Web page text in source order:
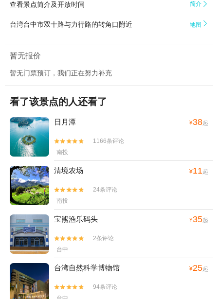
查看景点简介及开放时间 简介 
台湾台中市双十路与力行路的转角口附近 地图 
暂无报价
暂无门票预订，我们正在努力补充
看了该景点的人还看了
日月潭 ¥38起


1166条评论
南投
清境农场 ¥11起


24条评论
南投
宝熊渔乐码头 ¥35起


2条评论
台中
台湾自然科学博物馆 ¥25起


94条评论